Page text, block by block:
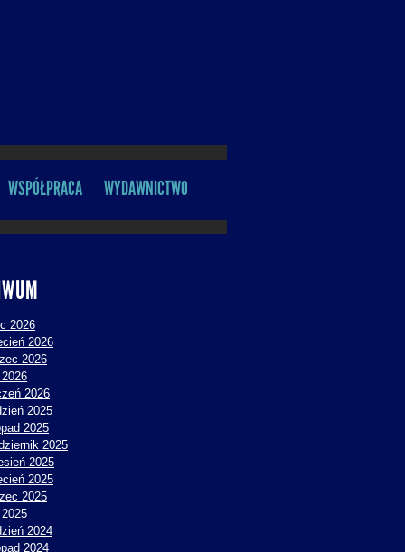
WSPÓŁPRACA WYDAWNICTWO
2026
2026
2026
2026
2025
2025
2025
2025
2025
2025
2024
2024